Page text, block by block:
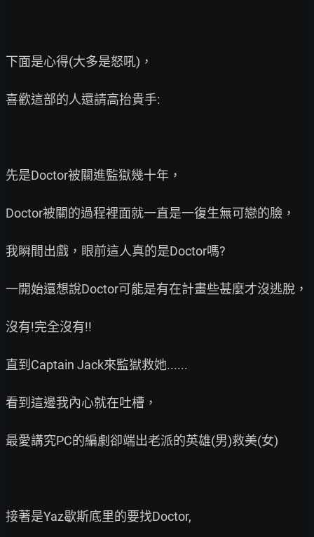
下面是心得(大多是怒吼)，
喜歡這部的人還請高抬貴手:
先是Doctor被關進監獄幾十年，
Doctor被關的過程裡面就一直是一復生無可戀的臉，
我瞬間出戲，眼前這人真的是Doctor嗎?
一開始還想說Doctor可能是有在計畫些甚麼才沒逃脫，
沒有!完全沒有!!
直到Captain Jack來監獄救她......
看到這邊我內心就在吐槽，
最愛講究PC的編劇卻端出老派的英雄(男)救美(女)
接著是Yaz歇斯底里的要找Doctor,